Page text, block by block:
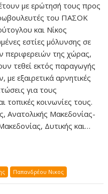
με ερώτησή τους προς
του ΠΑΣΟΚ
και Νίκος
εστίες μόλυνσης σε
περιφερειών της χώρας,
τεθεί εκτός παραγωγής
εξαιρετικά αρνητικές
για τους
τοπικές κοινωνίες τους.
Ανατολικής Μακεδονίας-
Δυτικής και…
Παπανδρέου Νικος